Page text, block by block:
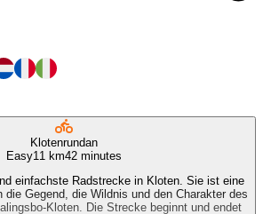
Klotenrundan
Easy11 km42 minutes
einfachste Radstrecke in Kloten. Sie ist eine
die Gegend, die Wildnis und den Charakter des
Kloten. Die Strecke beginnt und endet